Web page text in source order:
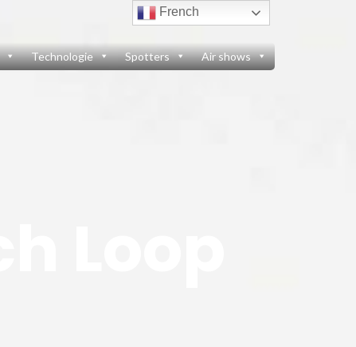
Technologie Spotters Air shows
French